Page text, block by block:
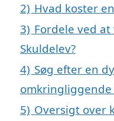
2) Hvad koster
3) Fordele ved
Skuldelev?
4) Søg efter en
omkringliggende
5) Oversigt over